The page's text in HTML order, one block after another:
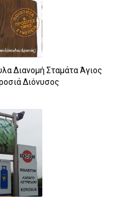
Διανομή Σταμάτα Άγιος
Διόνυσος